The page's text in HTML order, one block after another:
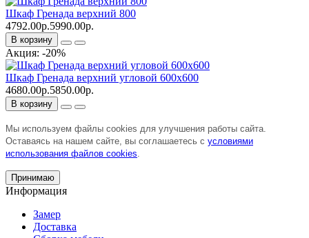
Шкаф Гренада верхний 800
4792.00р.5990.00р.
В корзину
Акция: -20%
Шкаф Гренада верхний угловой 600x600
4680.00р.5850.00р.
В корзину
Мы используем файлы cookies для улучшения работы сайта.
Оставаясь на нашем сайте, вы соглашаетесь с условиями
использования файлов cookies.
Принимаю
Информация
Замер
Доставка